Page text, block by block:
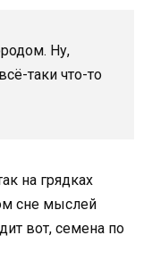
Ну,
таки что-то
на грядках
сне мыслей
вот, семена по